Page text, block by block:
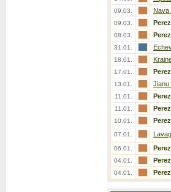
09.03. Nava
09.03.
08.03.
31.01.
18.01.
17.01.
13.01. Jianu
11.01.
11.01.
10.01.
07.01.
06.01.
04.01.
04.01.